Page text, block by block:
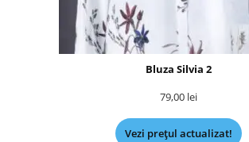
Bluza Silvia 2
79,00 lei
Vezi prețul actualizat!